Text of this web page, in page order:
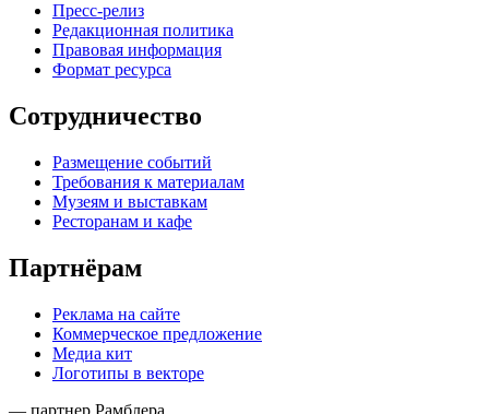
Пресс-релиз
Редакционная политика
Правовая информация
Формат ресурса
Сотрудничество
Размещение событий
Требования к материалам
Музеям и выставкам
Ресторанам и кафе
Партнёрам
Реклама на сайте
Коммерческое предложение
Медиа кит
Логотипы в векторе
— партнер Рамблера